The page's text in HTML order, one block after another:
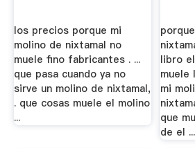
los precios porque mi
molino de nixtamal no
muele fino fabricantes . ...
que pasa cuando ya no
sirve un molino de nixtamal,
. que cosas muele el molino
...
libro
muele
mi
que
de el ...